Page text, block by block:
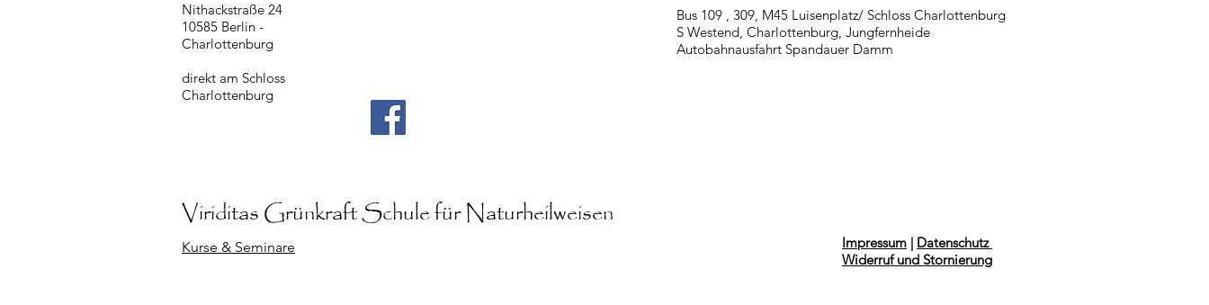
Nithackstraße 24
10585 Berlin -
Charlottenburg
direkt am Schloss
Charlottenburg
Bus 109 , 309, M45 Luisenplatz/ Schloss Charlottenburg
S Westend, Charlottenburg, Jungfernheide
Autobahnausfahrt Spandauer Damm
Viriditas GrünkraftSchule für Naturheilweisen
Kurse & Seminare Impressum | Datenschutz
Widerruf und Stornierung